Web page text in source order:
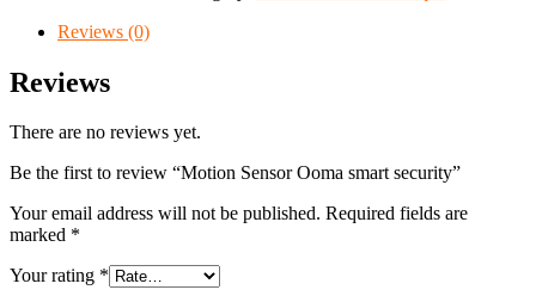
Reviews (0)
Reviews
There are no reviews yet.
Be the first to review “Motion Sensor Ooma smart security”
Your email address will not be published. Required fields are
marked *
Your rating *